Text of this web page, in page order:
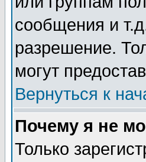
сообщения и
разрешение.
могут
Вернуться к
Почему я не
Только